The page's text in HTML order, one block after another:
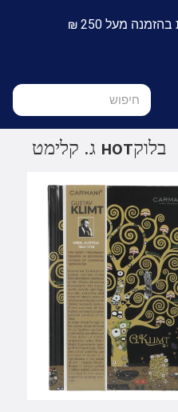
מעל 250 ₪
בלוקнот ג. קלימט